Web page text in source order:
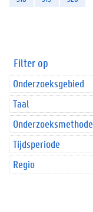
Filter op
Onderzoeksgebied
Taal
Onderzoeksmethode
Tijdsperiode
Regio